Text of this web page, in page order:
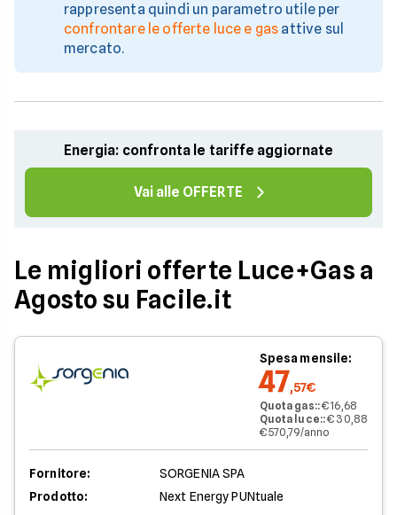
rappresenta quindi un parametro utile per
confrontare le offerte luce e gas attive sul
mercato.
Energia: confronta le tariffe aggiornate
Vai alle OFFERTE
Le migliori offerte Luce+Gas a
Agosto su Facile.it
Spesa mensile:
47,57€
Quota gas::€ 16,68
Quota luce::€ 30,88
€ 570,79/anno
Fornitore:
SORGENIA SPA
Prodotto:
Next Energy PUNtuale